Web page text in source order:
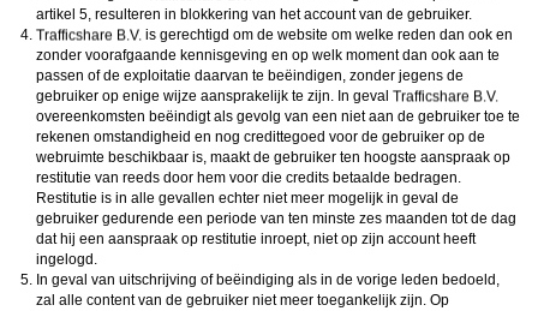
artikel 5, resulteren in blokkering van het account van de gebruiker.
is gerechtigd om de website om welke reden dan ook en
zonder voorafgaande kennisgeving en op welk moment dan ook aan te
passen of de exploitatie daarvan te beëindigen, zonder jegens de
gebruiker op enige wijze aansprakelijk te zijn. In geval
overeenkomsten beëindigt als gevolg van een niet aan de gebruiker toe te
rekenen omstandigheid en nog credittegoed voor de gebruiker op de
webruimte beschikbaar is, maakt de gebruiker ten hoogste aanspraak op
restitutie van reeds door hem voor die credits betaalde bedragen.
Restitutie is in alle gevallen echter niet meer mogelijk in geval de
gebruiker gedurende een periode van ten minste zes maanden tot de dag
dat hij een aanspraak op restitutie inroept, niet op zijn account heeft
ingelogd.
In geval van uitschrijving of beëindiging als in de vorige leden bedoeld,
zal alle content van de gebruiker niet meer toegankelijk zijn. Op